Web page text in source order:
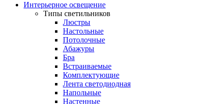
Интерьерное освещение
Типы светильников
Люстры
Настольные
Потолочные
Абажуры
Бра
Встраиваемые
Комплектующие
Лента светодиодная
Напольные
Настенные